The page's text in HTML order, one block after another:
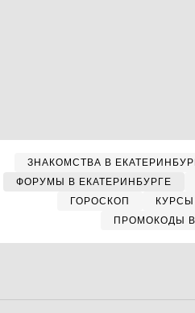
ЗНАКОМСТВА В
ФОРУМЫ В ЕКАТЕРИНБУРГЕ
ГОРОСКОП
ПРОМОКОДЫ